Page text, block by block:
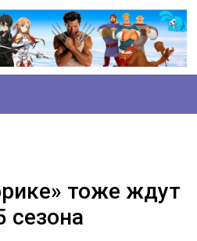
тоже ждут
сезона